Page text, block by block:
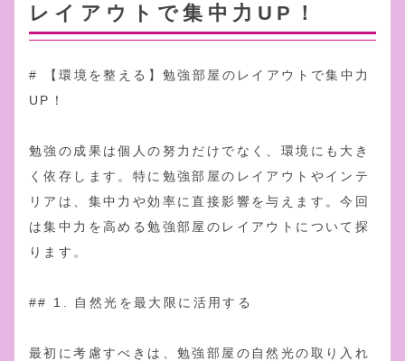
レイアウトで集中力UP！
# 【環境を整える】勉強部屋のレイアウトで集中力
UP！
勉強の成果は個人の努力だけでなく、環境にも大き
く依存します。特に勉強部屋のレイアウトやインテ
リアは、集中力や効率に直接影響を与えます。今回
は集中力を高める勉強部屋のレイアウトについて探
ります。
## 1. 自然光を最大限に活用する
最初に考慮すべきは、勉強部屋の自然光の取り入れ